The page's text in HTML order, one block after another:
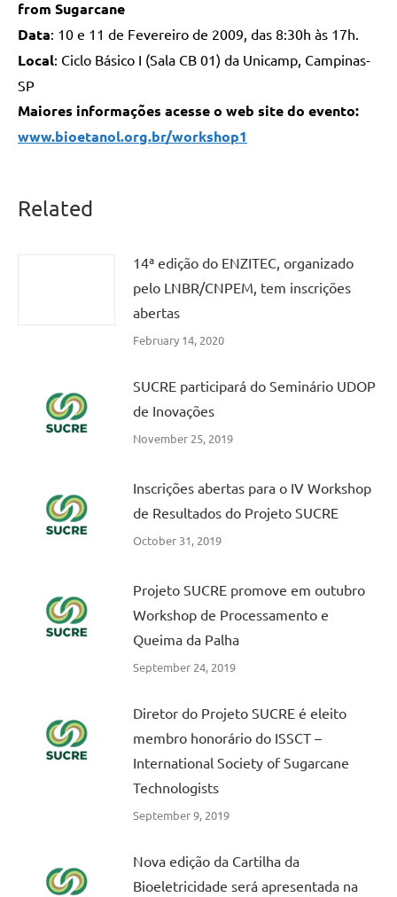
from Sugarcane
Data: 10 e 11 de Fevereiro de 2009, das 8:30h às 17h.
Local: Ciclo Básico I (Sala CB 01) da Unicamp, Campinas-
SP
Maiores informações acesse o web site do evento:
www.bioetanol.org.br/workshop1
Related
14ª edição do ENZITEC, organizado
pelo LNBR/CNPEM, tem inscrições
abertas
February 14, 2020
SUCRE participará do Seminário UDOP
de Inovações
November 25, 2019
Inscrições abertas para o IV Workshop
de Resultados do Projeto SUCRE
October 31, 2019
Projeto SUCRE promove em outubro
Workshop de Processamento e
Queima da Palha
September 24, 2019
Diretor do Projeto SUCRE é eleito
membro honorário do ISSCT –
International Society of Sugarcane
Technologists
September 9, 2019
Nova edição da Cartilha da
Bioeletricidade será apresentada na